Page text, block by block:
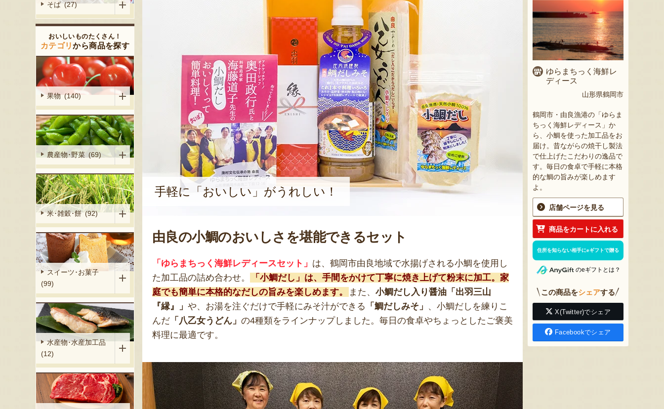
手軽に「おいしい」がうれしい！
由良の小鯛のおいしさを堪能できるセット
「ゆらまちっく海鮮レディースセット」 は、鶴岡市由良地域で水揚げされる小鯛を使用し
た加工品の詰め合わせ。
「小鯛だし」は、手間をかけて丁寧に焼き上げて粉末に加工。家
庭でも簡単に本格的なだしの旨みを楽しめます。
また、 小鯛だし入り醤油「出羽三山
『縁』」 や、お湯を注ぐだけで手軽にみそ汁ができる 「鯛だしみそ」 、小鯛だしを練りこ
んだ 「八乙女うどん」 の4種類をラインナップしました。毎日の食卓やちょっとしたご褒美
料理に最適です。
ゆらまちっく海鮮レ
ディース
山形県鶴岡市
鶴岡市・由良漁港の「ゆらま
ちっく海鮮レディース」か
ら、小鯛を使った加工品をお
届け。昔ながらの焼干し製法
で仕上げたこだわりの逸品で
す。毎日の食卓で手軽に本格
的な鯛の旨みが楽しめます
よ。
店舗ページを見る
商品をカートに入れる
住所を知らない相手にeギフトで贈る
のeギフトとは？
この商品をシェアする
X(Twitter)でシェア
Facebookでシェア
そば (27)
おいしいものたくさん！
カテゴリから商品を探す
果物 (140)
農産物･野菜 (69)
米･雑穀･餅 (92)
スイーツ･お菓子
(99)
水産物･水産加工品
(12)